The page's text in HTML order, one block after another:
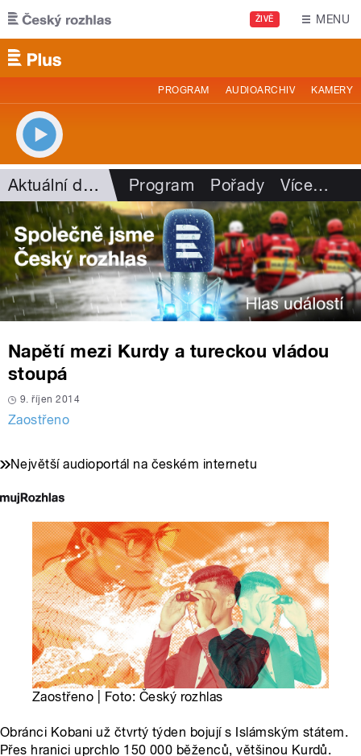
Přejít k hlavnímu obsahu
ŽIVĚ MENU
PROGRAM AUDIOARCHIV KAMERY
Aktuální dění Program Pořady Více…
Napětí mezi Kurdy a tureckou vládou
stoupá
9. říjen 2014
Zaostřeno
Největší audioportál na českém internetu
Zaostřeno | Foto: Český rozhlas
Obránci Kobani už čtvrtý týden bojují s Islámským státem.
Přes hranici uprchlo 150 000 běženců, většinou Kurdů.